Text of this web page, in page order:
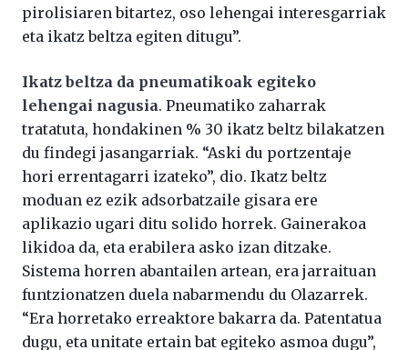
pirolisiaren bitartez, oso lehengai interesgarriak
eta ikatz beltza egiten ditugu”.
Ikatz beltza da pneumatikoak egiteko
lehengai nagusia. Pneumatiko zaharrak
tratatuta, hondakinen % 30 ikatz beltz bilakatzen
du findegi jasangarriak. “Aski du portzentaje
hori errentagarri izateko”, dio. Ikatz beltz
moduan ez ezik adsorbatzaile gisara ere
aplikazio ugari ditu solido horrek. Gainerakoa
likidoa da, eta erabilera asko izan ditzake.
Sistema horren abantailen artean, era jarraituan
funtzionatzen duela nabarmendu du Olazarrek.
“Era horretako erreaktore bakarra da. Patentatua
dugu, eta unitate ertain bat egiteko asmoa dugu”,